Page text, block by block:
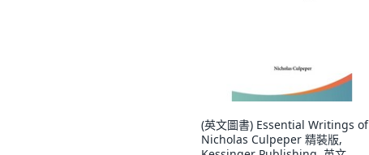
(英文圖書) Essential Writings of
Nicholas Culpeper 精裝版,